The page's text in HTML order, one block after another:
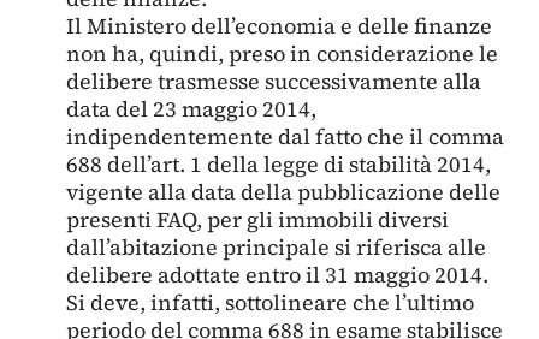
Il Ministero dell’economia e delle finanze
non ha, quindi, preso in considerazione le
delibere trasmesse successivamente alla
data del 23 maggio 2014,
indipendentemente dal fatto che il comma
688 dell’art. 1 della legge di stabilità 2014,
vigente alla data della pubblicazione delle
presenti FAQ, per gli immobili diversi
dall’abitazione principale si riferisca alle
delibere adottate entro il 31 maggio 2014.
Si deve, infatti, sottolineare che l’ultimo
periodo del comma 688 in esame stabilisce